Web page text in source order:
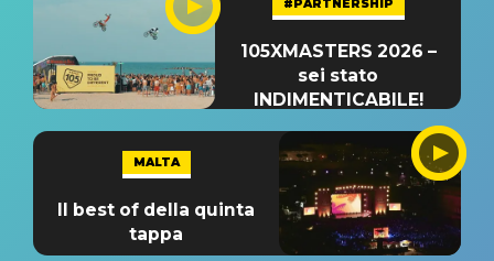
#PARTNERSHIP
105XMASTERS 2026 –
sei stato
INDIMENTICABILE!
MALTA
Il best of della quinta
tappa